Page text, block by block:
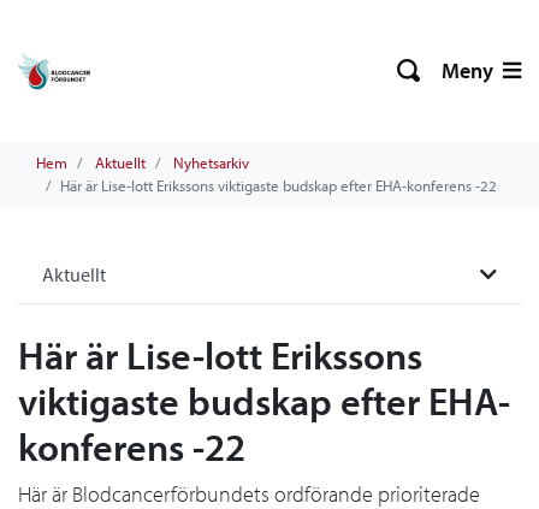
Meny
Hem Aktuellt
Nyhetsarkiv
Här är Lise-lott Erikssons viktigaste budskap efter EHA-konferens -22
Aktuellt
Här är Lise-lott Erikssons
viktigaste budskap efter EHA-
konferens -22
Här är Blodcancerförbundets ordförande prioriterade